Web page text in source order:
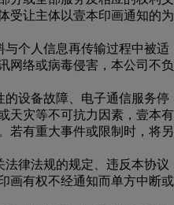
受让主体以壹本印画通知的为
个人信息再传输过程中被适
网络或病毒侵害，本公司不负
设备故障、电子通信服务停
天灾等不可抗力因素，壹本有
若有重大事件或限制时，将另
律法规的规定、违反本协议
画有权不经通知而单方中断或